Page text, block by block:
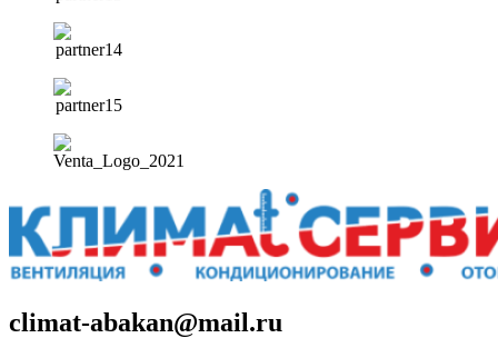
climat-abakan@mail.ru